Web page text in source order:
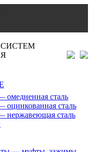
омедненная сталь
оцинкованная сталь
нержавеющая сталь